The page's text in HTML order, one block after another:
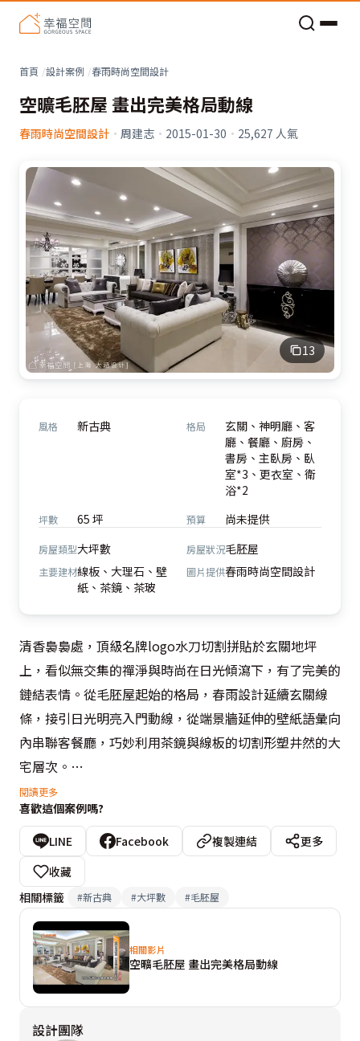
首頁 設計案例 春雨時尚空間設計
空曠毛胚屋 畫出完美格局動線
春雨時尚空間設計 · 周建志 · 2015-01-30 · 25,627 人氣
13
風格 新古典 格局
玄關、神明廳、客
廳、餐廳、廚房、
書房、主臥房、臥
室*3、更衣室、衛
浴*2
坪數 65 坪 預算 尚未提供
房屋類型大坪數 房屋狀況毛胚屋
主要建材線板、大理石、壁
紙、茶鏡、茶玻
圖片提供春雨時尚空間設計
清香裊裊處，頂級名牌logo水刀切割拼貼於玄關地坪
上，看似無交集的禪淨與時尚在日光傾瀉下，有了完美的
鏈結表情。從毛胚屋起始的格局，春雨設計延續玄關線
條，接引日光明亮入門動線，從端景牆延伸的壁紙語彙向
內串聯客餐廳，巧妙利用茶鏡與線板的切割形塑井然的大
宅層次。
大宅的橫向串聯至後方改以穿透手法續寫，噴紗於拉門上
的落英繽紛了望向廚房的視覺層次，書房的清玻隔間也拉
闊空間寬度，在奢美風家具鏡面拉釦的光澤映掩中，鋪敘
豪宅尺度的清朗奢華。
閱讀更多
喜歡這個案例嗎?
LINE Facebook 複製連結
更多
收藏
相關標籤
#新古典 #大坪數 #毛胚屋
相關影片
空曠毛胚屋 畫出完美格局動線
設計團隊